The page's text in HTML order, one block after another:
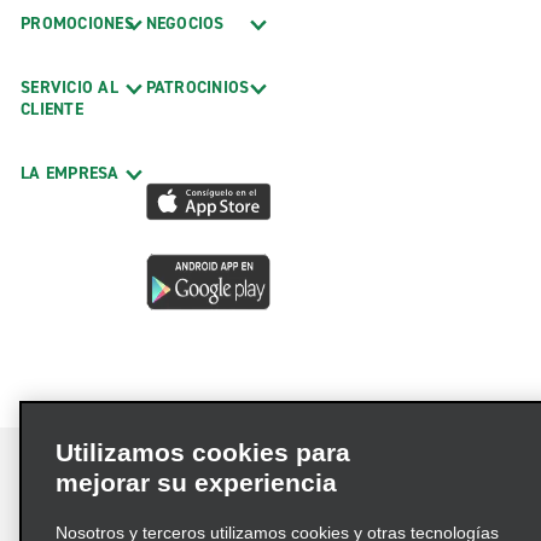
PROMOCIONES
SERVICIO AL
CLIENTE
LA EMPRESA
NEGOCIOS
PATROCINIOS
Utilizamos cookies para
mejorar su experiencia
Nosotros y terceros utilizamos cookies y otras tecnologías